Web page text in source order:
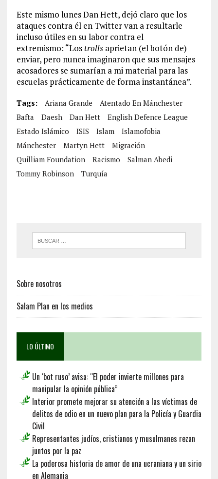
Este mismo lunes Dan Hett, dejó claro que los
ataques contra él en Twitter van a resultarle
incluso útiles en su labor contra el
extremismo: “Los trollsaprietan (el botón de)
enviar, pero nunca imaginaron que sus mensajes
acosadores se sumarían a mi material para las
escuelas prácticamente de forma instantánea”.
Tags: Ariana Grande
Atentado En Mánchester
Bafta
Daesh Dan Hett
English Defence League
Estado Islámico
ISIS Islam
Islamofobia
Mánchester
Martyn Hett
Migración
Quilliam Foundation
Racismo
Salman Abedi
Tommy Robinson
Turquía
Sobre nosotros
Salam Plan en los medios
LO ÚLTIMO
Un ‘bot ruso’ avisa: “El poder invierte millones para
manipular la opinión pública”
Interior promete mejorar su atención a las víctimas de
delitos de odio en un nuevo plan para la Policía y Guardia
Civil
Representantes judíos, cristianos y musulmanes rezan
juntos por la paz
La poderosa historia de amor de una ucraniana y un sirio
en Alemania